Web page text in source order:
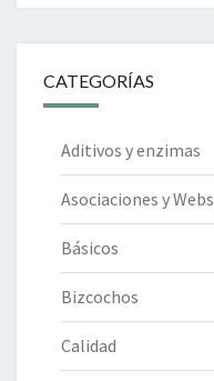
CATEGORÍAS
Aditivos y enzimas
Asociaciones y Webs
Básicos
Bizcochos
Calidad